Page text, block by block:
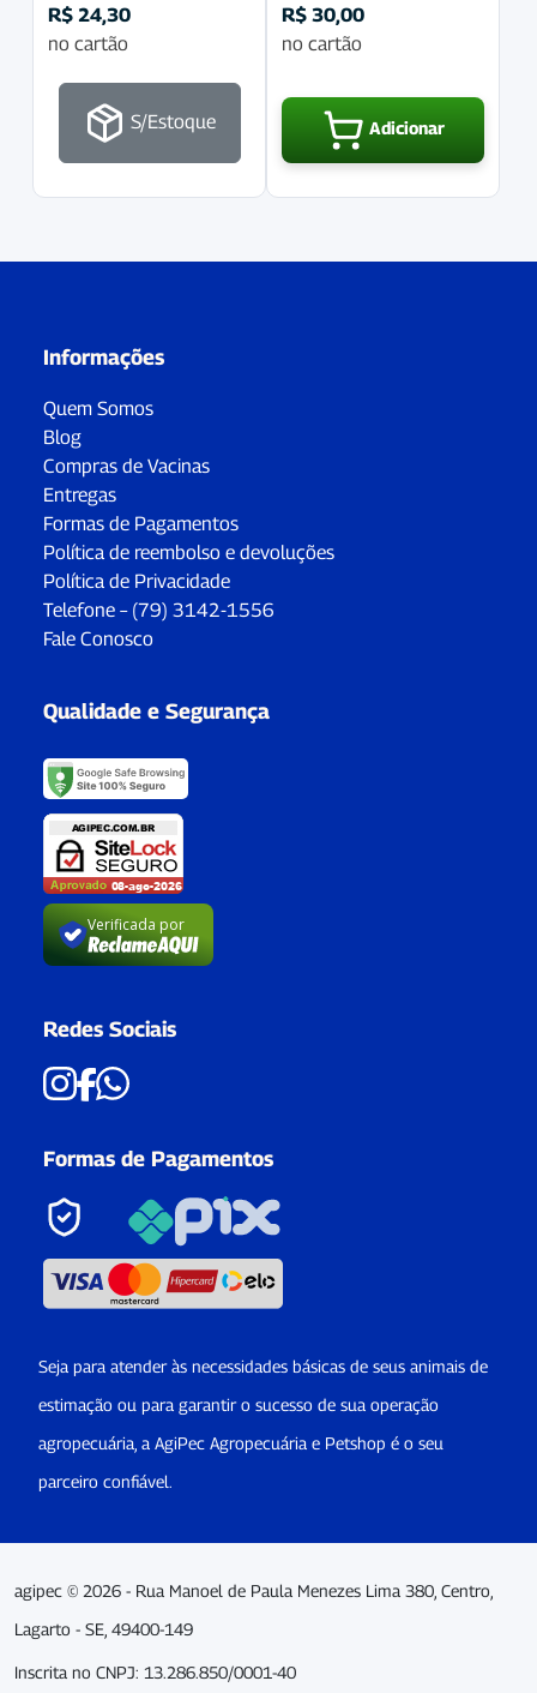
R$ 24,30
no cartão
S/Estoque
R$ 30,00
no cartão
Adicionar
Informações
Quem Somos
Blog
Compras de Vacinas
Entregas
Formas de Pagamentos
Política de reembolso e devoluções
Política de Privacidade
Telefone – (79) 3142-1556
Fale Conosco
Qualidade e Segurança
Verificada por
Redes Sociais
Formas de Pagamentos
Seja para atender às necessidades básicas de seus animais de
estimação ou para garantir o sucesso de sua operação
agropecuária, a AgiPec Agropecuária e Petshop é o seu
parceiro confiável.
agipec © 2026 - Rua Manoel de Paula Menezes Lima 380, Centro,
Lagarto - SE, 49400-149
Inscrita no CNPJ: 13.286.850/0001-40